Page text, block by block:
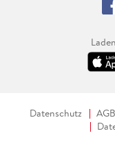
Datenschutz AGB